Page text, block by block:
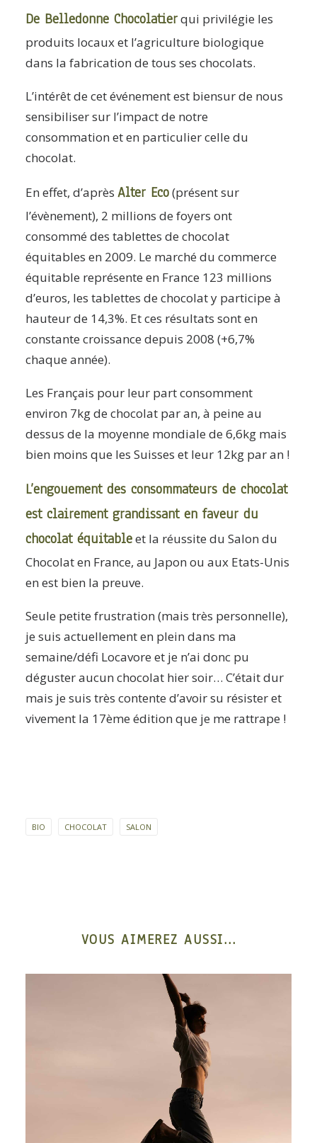
De Belledonne Chocolatierqui privilégie les
produits locaux et l’agriculture biologique
dans la fabrication de tous ses chocolats.
L’intérêt de cet événement est biensur de nous
sensibiliser sur l’impact de notre
consommation et en particulier celle du
chocolat.
En effet, d’après Alter Eco(présent sur
l’évènement), 2 millions de foyers ont
consommé des tablettes de chocolat
équitables en 2009. Le marché du commerce
équitable représente en France 123 millions
d’euros, les tablettes de chocolat y participe à
hauteur de 14,3%. Et ces résultats sont en
constante croissance depuis 2008 (+6,7%
chaque année).
Les Français pour leur part consomment
environ 7kg de chocolat par an, à peine au
dessus de la moyenne mondiale de 6,6kg mais
bien moins que les Suisses et leur 12kg par an !
L’engouement des consommateurs de chocolat
est clairement grandissant en faveur du
chocolat équitableet la réussite du Salon du
Chocolat en France, au Japon ou aux Etats-Unis
en est bien la preuve.
Seule petite frustration (mais très personnelle),
je suis actuellement en plein dans ma
semaine/défi Locavore et je n’ai donc pu
déguster aucun chocolat hier soir… C’était dur
mais je suis très contente d’avoir su résister et
vivement la 17ème édition que je me rattrape !
BIO CHOCOLAT SALON
VOUS AIMEREZ AUSSI...